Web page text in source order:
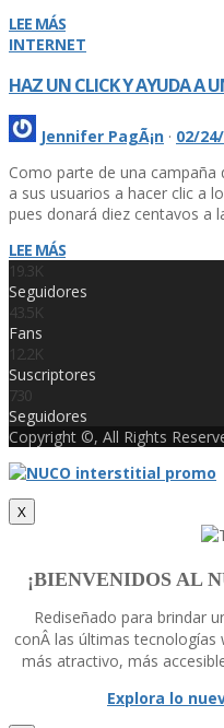
LEE MÁS
INTERNET
HAZ UN CLICK Y AYUDA A
Jennifer PagÃ¡n · 02/
Como parte de una campaña
a sus usuarios a hacer clic a
pues donará diez centavos a
LEE MÁS
19.3K
Seguidores
43.5K
Fans
12.2K
Suscriptores
730
Seguidores
Copyright ©, All Rights
X
¡BIENVENIDOS AL
Rediseñado para brindar
conÂ las últimas tecnologí­as
más atractivo, más
Explora lo